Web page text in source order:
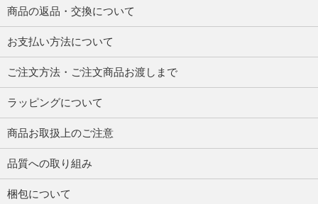
商品の返品・交換について
お支払い方法について
ご注文方法・ご注文商品お渡しまで
ラッピングについて
商品お取扱上のご注意
品質への取り組み
梱包について